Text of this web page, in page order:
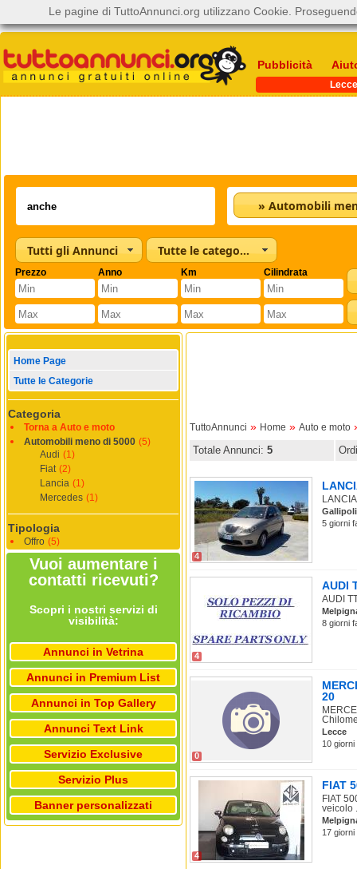
Pubblicità
Lecce
Tutti gli Annunci Tutte le categorie
Prezzo Anno Km Cilindrata
Home Page
Tutte le Categorie
Categoria
Torna a Auto e moto
Automobili meno di 5000 (5)
Audi (1)
Fiat (2)
Lancia (1)
Mercedes (1)
Tipologia
Offro (5)
Vuoi aumentare i
contatti ricevuti?
Scopri i nostri servizi di
visibilità:
Annunci in Vetrina
Annunci in Premium List
Annunci in Top Gallery
Annunci Text Link
Servizio Exclusive
Servizio Plus
Banner personalizzati
TuttoAnnunci » Home » Auto e moto
Totale Annunci: 5
4
Gallipoli
5 giorni
4
AUDI
AUDI
8 giorni
0
20
Lecce
10
4
FIAT
FIAT
veicolo
17
Le pagine di TuttoAnnunci.org utilizzano Cookie.